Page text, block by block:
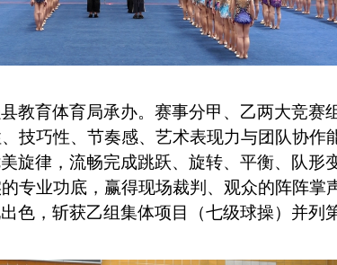
教育体育局承办。赛事分甲、乙两大竞赛
技巧性、节奏感、艺术表现力与团队协作
旋律，流畅完成跳跃、旋转、平衡、队形
专业功底，赢得现场裁判、观众的阵阵掌
色，斩获乙组集体项目（七级球操）并列